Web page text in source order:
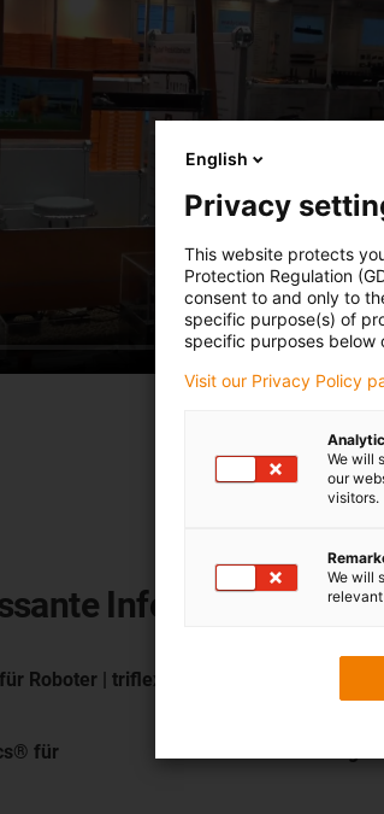
Informationen
Roboter | triflex®
für
English
Privacy
This website protects
Protection Regulation
consent to and only to
specific purpose(s) of
specific purposes below
Visit our Privacy Policy
We will
our
visitors.
We will